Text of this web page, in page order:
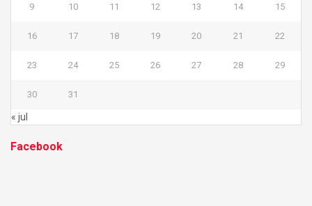
9 10 11 12 13 14 15
16 17 18 19 20 21 22
23 24 25 26 27 28 29
30 31
« jul
Facebook